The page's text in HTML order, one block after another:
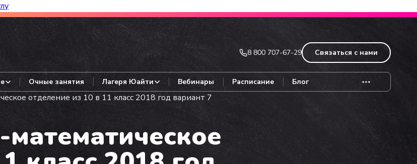
гайды, авторские варианты. Записаться
8 800 707-67-29 Связаться с нами
Очные занятия Лагеря Юайти Вебинары Расписание Блог
отделение из 10 в 11 класс 2018 год вариант 7